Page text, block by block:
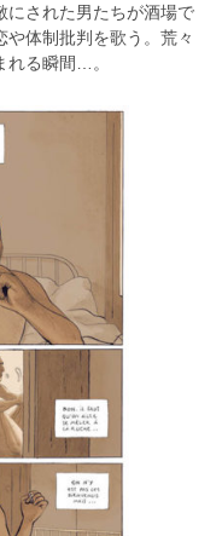
にされた男たちが酒場で
体制批判を歌う。荒々
れる瞬間…。